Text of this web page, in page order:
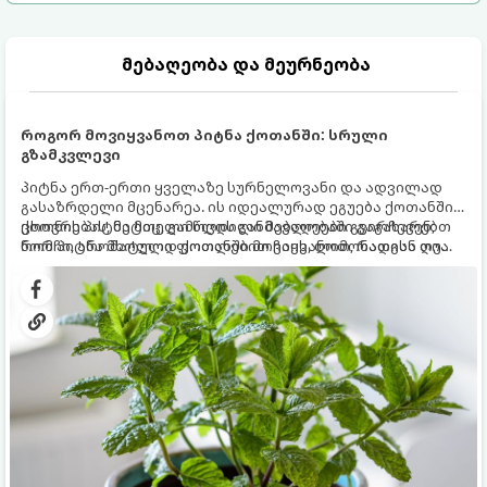
მებაღეობა და მეურნეობა
როგორ მოვიყვანოთ პიტნა ქოთანში: სრული
გზამკვლევი
პიტნა ერთ-ერთი ყველაზე სურნელოვანი და ადვილად
გასაზრდელი მცენარეა. ის იდეალურად ეგუება ქოთანში
ცხოვრებას, მეტიც, გამოცდილი მებაღეები გვირჩევენ,
რომ პიტნა მხოლოდ ქოთანში მოვიყვანოთ, რადგან ღია
გრუნტში (ბაღში) დარგვისას ის ფესვებით ძალიან
სწრაფად ვრცელდება და სხვა მცენარეებს ავიწროებს.
ქოთნის პიტნა მთელი წლის განმავლობაში გაგახარებთ
ნორჩი, არომატული ფოთლებით ჩაის, ლიმონათისა თუ
კერძებისთვის.